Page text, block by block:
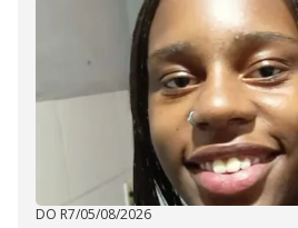
DO R7/05/08/2026